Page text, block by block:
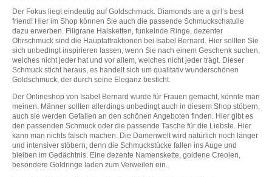
Der Fokus liegt eindeutig auf Goldschmuck. Diamonds are a girl’s best
friend! Hier im Shop können Sie auch die passende Schmuckschatulle
dazu erwerben. Filigrane Halsketten, funkelnde Ringe, dezenter
Ohrschmuck sind die Hauptattraktionen bei Isabel Bernard. Hier sollten Sie
sich unbedingt inspirieren lassen, wenn Sie nach einem Geschenk suchen,
welches nicht jeder hat und vor allem, welches nicht jeder trägt. Dieser
Schmuck sticht heraus, es handelt sich um qualitativ wunderschönen
Goldschmuck, der durch seine Eleganz besticht.
Der Onlineshop von Isabel Bernard wurde für Frauen gemacht, könnte man
meinen. Männer sollten allerdings unbedingt auch in diesem Shop stöbern,
auch sie werden Gefallen an den schönen Angeboten finden. Hier gibt es
den passenden Schmuck oder die passende Tasche für die Liebste. Hier
kann man nichts falsch machen. Die Damenwelt wird natürlich noch länger
und intensiver stöbern, denn die Schmuckstücke fallen ins Auge und
bleiben im Gedächtnis. Eine dezente Namenskette, goldene Creolen,
besondere Goldringe laden zum Verweilen ein.